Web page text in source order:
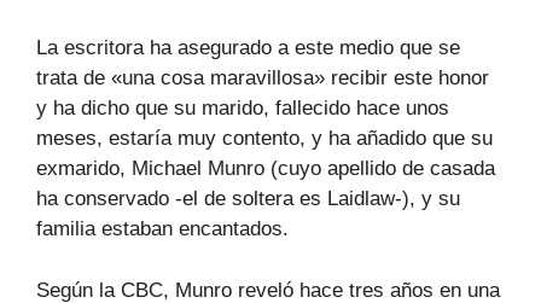
La escritora ha asegurado a este medio que se
trata de «una cosa maravillosa» recibir este honor
y ha dicho que su marido, fallecido hace unos
meses, estaría muy contento, y ha añadido que su
exmarido, Michael Munro (cuyo apellido de casada
ha conservado -el de soltera es Laidlaw-), y su
familia estaban encantados.
Según la CBC, Munro reveló hace tres años en una